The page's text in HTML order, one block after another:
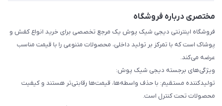
مختصری درباره فروشگاه
فروشگاه اینترنتی دیجی شیک پوش یک مرجع تخصصی برای خرید انواع کفش و
پوشاک است که با تمرکز بر تولید داخلی، محصولات متنوعی را با قیمت مناسب
عرضه می‌کند.
ویژگی‌های برجسته دیجی شیک پوش:
تولیدکننده مستقیم: با حذف واسطه‌ها، قیمت‌ها رقابتی‌تر هستند و کیفیت
محصولات تحت کنترل است.